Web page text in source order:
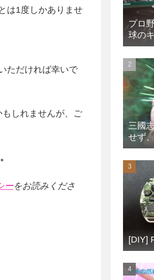
は1度しかありませ
ただければ幸いで
しれませんが、ご
ーをお読みくださ
プロ
球の
方法
三國
せず
[DIY]